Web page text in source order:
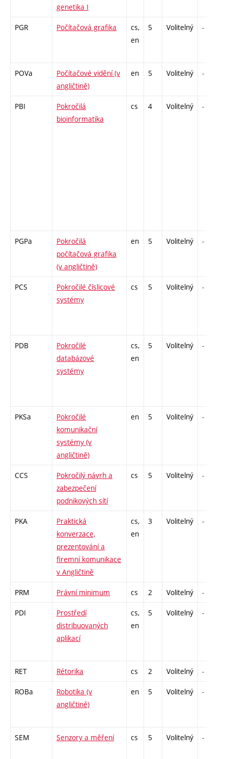
genetika I
PGR Počítačová grafika
cs,
en
5 Volitelný -
POVa
Počítačové vidění (v
angličtině)
en 5 Volitelný -
PBI
Pokročilá
bioinformatika
cs 4 Volitelný -
PGPa
Pokročilá
počítačová grafika
(v angličtině)
en 5 Volitelný -
PCS
Pokročilé číslicové
systémy
cs 5 Volitelný -
PDB
Pokročilé
databázové
systémy
cs,
en
5 Volitelný -
PKSa
Pokročilé
komunikační
systémy (v
angličtině)
en 5 Volitelný -
CCS
Pokročilý návrh a
zabezpečení
podnikových sítí
cs 5 Volitelný -
PKA
Praktická
konverzace,
prezentování a
firemní komunikace
v Angličtině
cs,
en
3 Volitelný -
PRM Právní minimum cs 2 Volitelný -
PDI
Prostředí
distribuovaných
aplikací
cs,
en
5 Volitelný -
RET Rétorika cs 2 Volitelný -
ROBa
Robotika (v
angličtině)
en 5 Volitelný -
SEM Senzory a měření cs 5 Volitelný -